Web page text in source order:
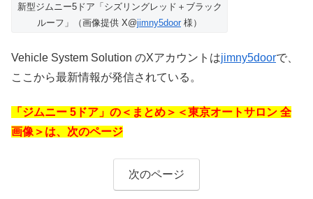
新型ジムニー5ドア「シズリングレッド＋ブラック
ルーフ」（画像提供 X@jimny5door 様）
Vehicle System Solution のXアカウントはjimny5doorで、
ここから最新情報が発信されている。
「ジムニー 5ドア」の＜まとめ＞＜東京オートサロン 全
画像＞は、次のページ
次のページ